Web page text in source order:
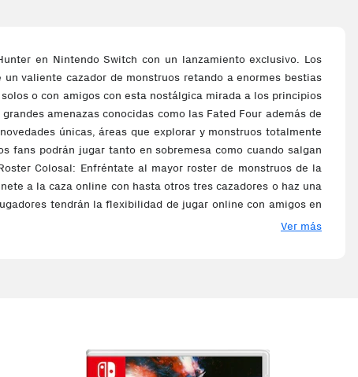
en Nintendo Switch con un lanzamiento exclusivo. Los
valiente cazador de monstruos retando a enormes bestias
o con amigos con esta nostálgica mirada a los principios
amenazas conocidas como las Fated Four además de
únicas, áreas que explorar y monstruos totalmente
fans podrán jugar tanto en sobremesa como cuando salgan
Colosal: Enfréntate al mayor roster de monstruos de la
a la caza online con hasta otros tres cazadores o haz una
tendrán la flexibilidad de jugar online con amigos en
en Generations, un nuevo y desafiante nivel llamado rango
Ver más